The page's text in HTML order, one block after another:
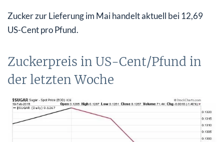
Zucker zur Lieferung im Mai handelt aktuell bei 12,69
US-Cent pro Pfund.
Zuckerpreis in US-Cent/Pfund in
der letzten Woche